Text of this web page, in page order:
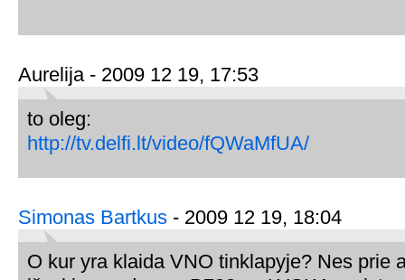
Aurelija - 2009 12 19, 17:53
to oleg:
http://tv.delfi.lt/video/fQWaMfUA/
Simonas Bartkus - 2009 12 19, 18:04
O kur yra klaida VNO tinklapyje? Nes prie